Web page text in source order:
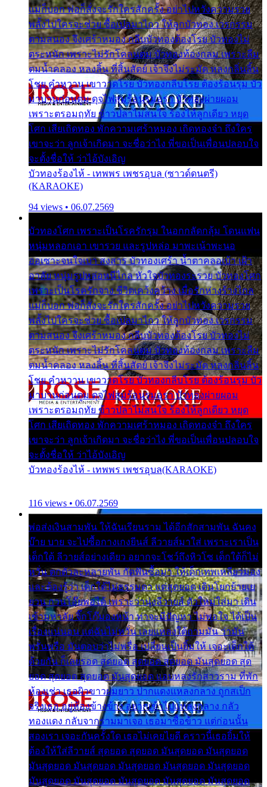
แม่ก็บอก พ่อก็สั่งจะรักใครสักครั้ง อย่าไปหวังความรวย
พลั้งไปใครจะช่วย ซื้อเปลมาไกว ให้ลูกบัวทอง เวรกรรม
ตามสนอง จึงเศร้าหมอง กลีบบัวทองต้องโรย บัวทองไม่
ตระหนัก เพราะไม่รักโคลนตม บัวทองท้องกลม เพราะลืม
ตมน้ำคลอง หลงลิ้น ที่สิ้นสัตย์ เจ้าจึงไม่ระมัด หลงกลิ่นลิ้น
โชย คำหวาน เขาวาดโรย บัวทองกลีบโรย ต้องร้อนรุม บัว
มาบานก่อนตูม ดุจไฟสุมร้อนรุมอุรา บัวทองผ่ายผอม
เพราะตรอมฤทัย ข้าวปลาไม่สนใจ ร้องไห้ลูกเดียว หยุด
โศก เสียเถิดทอง พักความเศร้าหมอง เถิดทองจ๋า ถึงใคร
เขาจะว่า ลูกเจ้าเกิดมา จะชื่อว่าไง พี่ขอเป็นเพื่อนปลอบใจ
จะตั้งชื่อให้ ว่าไอ้บังเอิญ
บัวทองร้องไห้ - เทพพร เพชรอุบล (ซาวด์ดนตรี)
(KARAOKE)
94 views • 06.07.2569
บัวทองโศก เพราะเป็นโรครักรุม ในอกกลัดกลุ้ม โดนแฟน
หนุ่มหลอกเอา เขารวย และรูปหล่อ มาพะเน้าพะนอ
ออเซาะจนใจเบา สงสาร บัวทองเศร้า น้ำตาคลอเบ้า เฝ้า
อาลัย หนุ่มรูปหล่อหนีไกล หัวใจบัวทองระรวย บัวทองโศก
เพราะเป็นโรครักจาง ชีวิตเคว้งคว้าง เมื่อรักห่างร้างไกล
แม่ก็บอก พ่อก็สั่งจะรักใครสักครั้ง อย่าไปหวังความรวย
พลั้งไปใครจะช่วย ซื้อเปลมาไกว ให้ลูกบัวทอง เวรกรรม
ตามสนอง จึงเศร้าหมอง กลีบบัวทองต้องโรย บัวทองไม่
ตระหนัก เพราะไม่รักโคลนตม บัวทองท้องกลม เพราะลืม
ตมน้ำคลอง หลงลิ้น ที่สิ้นสัตย์ เจ้าจึงไม่ระมัด หลงกลิ่นลิ้น
โชย คำหวาน เขาวาดโรย บัวทองกลีบโรย ต้องร้อนรุม บัว
มาบานก่อนตูม ดุจไฟสุมร้อนรุมอุรา บัวทองผ่ายผอม
เพราะตรอมฤทัย ข้าวปลาไม่สนใจ ร้องไห้ลูกเดียว หยุด
โศก เสียเถิดทอง พักความเศร้าหมอง เถิดทองจ๋า ถึงใคร
เขาจะว่า ลูกเจ้าเกิดมา จะชื่อว่าไง พี่ขอเป็นเพื่อนปลอบใจ
จะตั้งชื่อให้ ว่าไอ้บังเอิญ
บัวทองร้องไห้ - เทพพร เพชรอุบล(KARAOKE)
116 views • 06.07.2569
พ่อส่งเงินสามพัน ให้ฉันเรียนราม ได้อีกสักสามพัน ฉันคง
บ๊าย บาย จะไปซื้อกางเกงยีนส์ ลีวายส์มาใส่ เพราะเราเป็น
เด็กใต้ ลีวายส์อย่างเดียว อยากจะโชว์ถึงหิวโซ เด็กใต้ก็ไม่
หวั่น ตกตัวละหลายพัน กัดฟันซื้อมา ให้เด็กเทพเหลียวมอง
และต้องรู้ว่า เด็กใต้ไม่ธรรมดา แต่สุดยอด เดินโยกย้ายเย
ยวน กวนโอ๊ยพอได้ เพราะว่านุ่งลีวายส์ ตัวใหม่ใส่มา เดิน
เข้ามหาลัย จิ๊กโก๊มองหน้า ท่าจะมีปัญหา ไม่พอใจ ได้เป็น
เรื่องแน่นอน แต่ฉันไม่หวั่น เลยแหลงใต้ถามมัน ว่ามัน
พรั่นพรือ มันตอบว่าไม่พรื่อ เปลี่ยนเป็นยิ้มให้ เจอะเด็กใต้
ด้วยกัน ก็เลยรอด สุดยอด สุดยอด สุดยอด มันสุดยอด สุด
ยอด สุดยอด สุดยอด มันสุดยอด แอบหลงรักสาวราม ที่พัก
ห้องเช่า เธอผิวขาวผมยาว ปากแดงแหลงกลาง ถูกสเป็ก
จริงเธอ อยู่ห้องข้างข้าง อยากเข้าไปแหลงกลาง กลัว
ทองแดง กลับจากรามมาเจอ เธอมาซื้อข้าว แต่ก่อนนั้น
สองเรา เจอะกันครั้งใด เธอไม่เคยไยดี คราวนี้เธอยิ้มให้
ต้องให้ใส่ลีวายส์ สุดยอด สุดยอด มันสุดยอด มันสุดยอด
มันสุดยอด มันสุดยอด มันสุดยอด มันสุดยอด มันสุดยอด
มันสุดยอด มันสุดยอด มันสุดยอด มันสุดยอด มันสุดยอด